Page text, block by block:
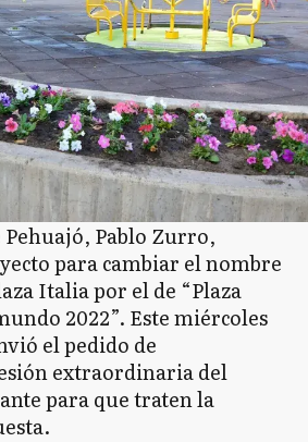
Pablo Zurro,
para cambiar el nombre
Italia por el de “Plaza
2022”. Este miércoles
el pedido de
extraordinaria del
para que traten la